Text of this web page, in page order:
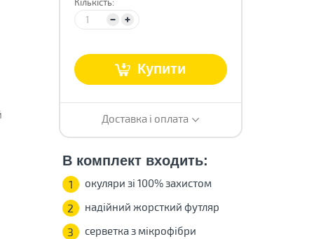
Купити
Доставка і оплата
В комплект входить:
1 окуляри зі 100% захистом
2 надійний жорсткий футляр
3 серветка з мікрофібри